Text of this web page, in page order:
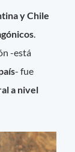
y Chile
.
-está
- fue
a nivel